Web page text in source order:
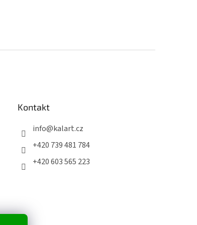
Kontakt
info@kalart.cz
+420 739 481 784
+420 603 565 223